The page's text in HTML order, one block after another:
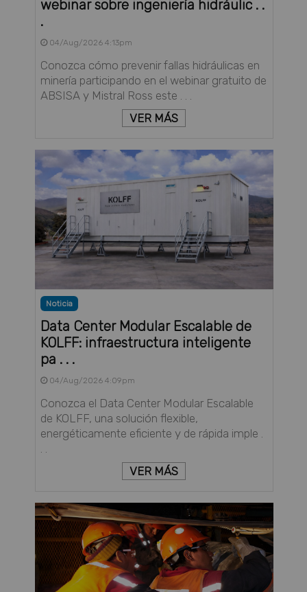
webinar sobre ingeniería hidráulic . .
.
04/Aug/2026 4:13pm
Conozca cómo prevenir fallas hidráulicas en
minería participando en el webinar gratuito de
ABSISA y Mistral Ross este . . .
VER MÁS
Noticia
Data Center Modular Escalable de
KOLFF: infraestructura inteligente
pa . . .
04/Aug/2026 4:09pm
Conozca el Data Center Modular Escalable
de KOLFF, una solución flexible,
energéticamente eficiente y de rápida imple .
. .
VER MÁS